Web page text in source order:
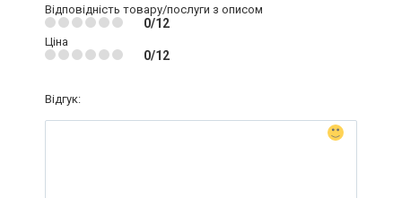
Відповідність товару/послуги з описом
0/12
Ціна
0/12
Відгук: